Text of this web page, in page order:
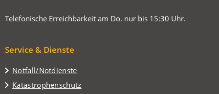
Telefonische Erreichbarkeit am Do. nur bis 15:30 Uhr.
Service & Dienste
Notfall/Notdienste
Katastrophenschutz